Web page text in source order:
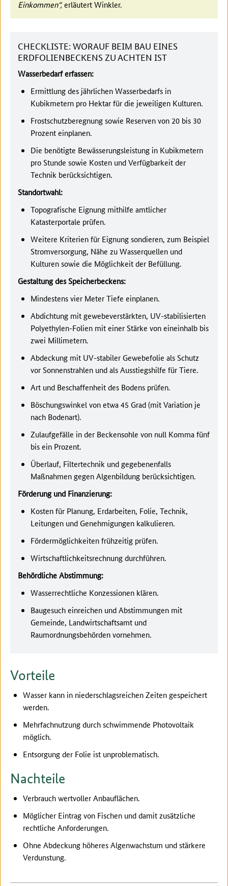
Einkommen“,erläutert Winkler.
CHECKLISTE: WORAUF BEIM BAU EINES
ERDFOLIENBECKENS ZU ACHTEN IST
Wasserbedarf erfassen:
Ermittlung des jährlichen Wasserbedarfs in
Kubikmetern pro Hektar für die jeweiligen Kulturen.
Frostschutzberegnung sowie Reserven von 20 bis 30
Prozent einplanen.
Die benötigte Bewässerungsleistung in Kubikmetern
pro Stunde sowie Kosten und Verfügbarkeit der
Technik berücksichtigen.
Standortwahl:
Topografische Eignung mithilfe amtlicher
Katasterportale prüfen.
Weitere Kriterien für Eignung sondieren, zum Beispiel
Stromversorgung, Nähe zu Wasserquellen und
Kulturen sowie die Möglichkeit der Befüllung.
Gestaltung des Speicherbeckens:
Mindestens vier Meter Tiefe einplanen.
Abdichtung mit gewebeverstärkten, UV-stabilisierten
Polyethylen-Folien mit einer Stärke von eineinhalb bis
zwei Millimetern.
Abdeckung mit UV-stabiler Gewebefolie als Schutz
vor Sonnenstrahlen und als Ausstiegshilfe für Tiere.
Art und Beschaffenheit des Bodens prüfen.
Böschungswinkel von etwa 45 Grad (mit Variation je
nach Bodenart).
Zulaufgefälle in der Beckensohle von null Komma fünf
bis ein Prozent.
Überlauf, Filtertechnik und gegebenenfalls
Maßnahmen gegen Algenbildung berücksichtigen.
Förderung und Finanzierung:
Kosten für Planung, Erdarbeiten, Folie, Technik,
Leitungen und Genehmigungen kalkulieren.
Fördermöglichkeiten frühzeitig prüfen.
Wirtschaftlichkeitsrechnung durchführen.
Behördliche Abstimmung:
Wasserrechtliche Konzessionen klären.
Baugesuch einreichen und Abstimmungen mit
Gemeinde, Landwirtschaftsamt und
Raumordnungsbehörden vornehmen.
Vorteile
Wasser kann in niederschlagsreichen Zeiten gespeichert
werden.
Mehrfachnutzung durch schwimmende Photovoltaik
möglich.
Entsorgung der Folie ist unproblematisch.
Nachteile
Verbrauch wertvoller Anbauflächen.
Möglicher Eintrag von Fischen und damit zusätzliche
rechtliche Anforderungen.
Ohne Abdeckung höheres Algenwachstum und stärkere
Verdunstung.